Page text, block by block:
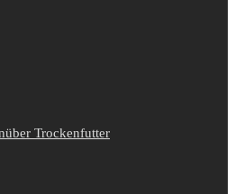
Trockenfutter